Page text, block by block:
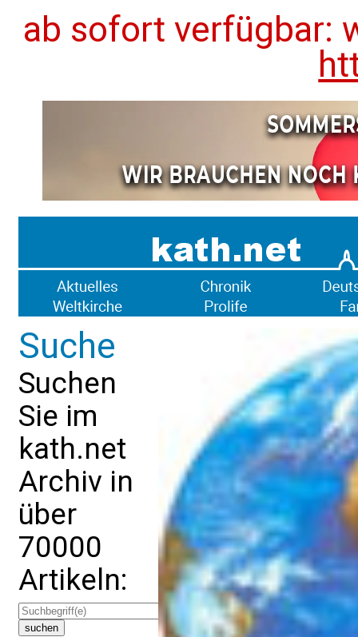
ab sofort verfügbar:
Suche
Suchen
Sie im
kath.net
Archiv in
über
70000
Artikeln: